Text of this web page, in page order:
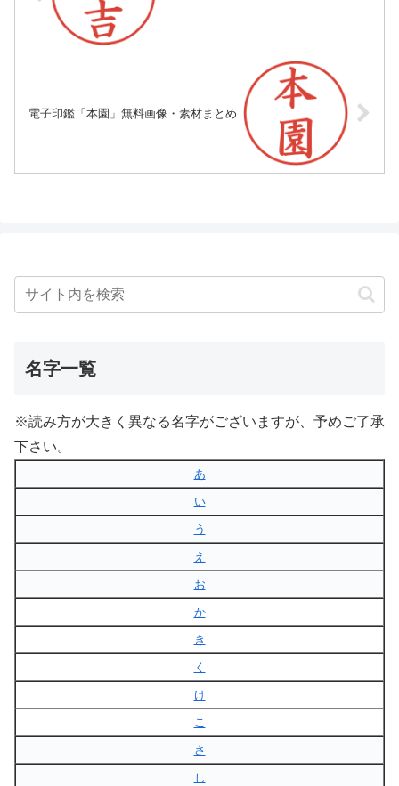
電子印鑑「本園」無料画像・素材まとめ
名字一覧
※読み方が大きく異なる名字がございますが、予めご了承
下さい。
あ
い
う
え
お
か
き
く
け
こ
さ
し